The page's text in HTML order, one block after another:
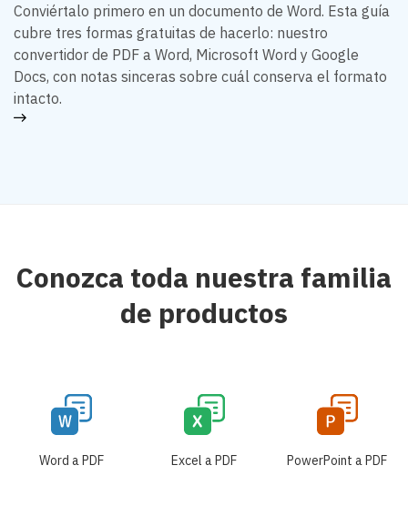
Conviértalo primero en un documento de Word. Esta guía
cubre tres formas gratuitas de hacerlo: nuestro
convertidor de PDF a Word, Microsoft Word y Google
Docs, con notas sinceras sobre cuál conserva el formato
intacto.
Conozca toda nuestra familia
de productos
Word a PDF Excel a PDF PowerPoint a PDF